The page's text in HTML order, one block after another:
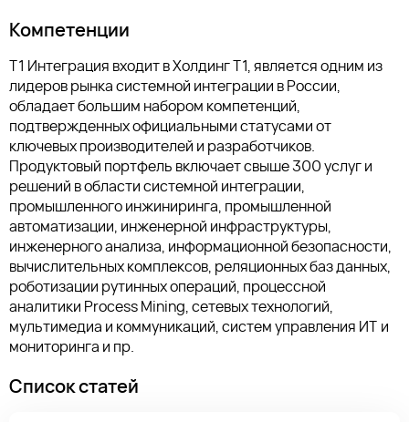
Компетенции
Т1 Интеграция входит в Холдинг Т1, является одним из
лидеров рынка системной интеграции в России,
обладает большим набором компетенций,
подтвержденных официальными статусами от
ключевых производителей и разработчиков.
Продуктовый портфель включает свыше 300 услуг и
решений в области системной интеграции,
промышленного инжиниринга, промышленной
автоматизации, инженерной инфраструктуры,
инженерного анализа, информационной безопасности,
вычислительных комплексов, реляционных баз данных,
роботизации рутинных операций, процессной
аналитики Process Mining, сетевых технологий,
мультимедиа и коммуникаций, систем управления ИТ и
мониторинга и пр.
Список статей